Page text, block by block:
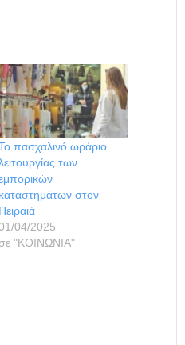
πασχαλινό ωράριο
των
καταστημάτων στον
Πειραιά
04/2025
"ΚΟΙΝΩΝΙΑ"